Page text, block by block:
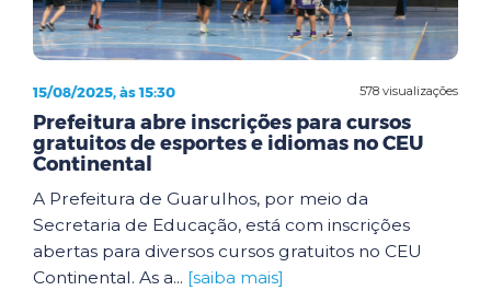
578 visualizações
15/08/2025, às 15:30
Prefeitura abre inscrições para cursos
gratuitos de esportes e idiomas no CEU
Continental
A Prefeitura de Guarulhos, por meio da
Secretaria de Educação, está com inscrições
abertas para diversos cursos gratuitos no CEU
Continental. As a... [saiba mais]